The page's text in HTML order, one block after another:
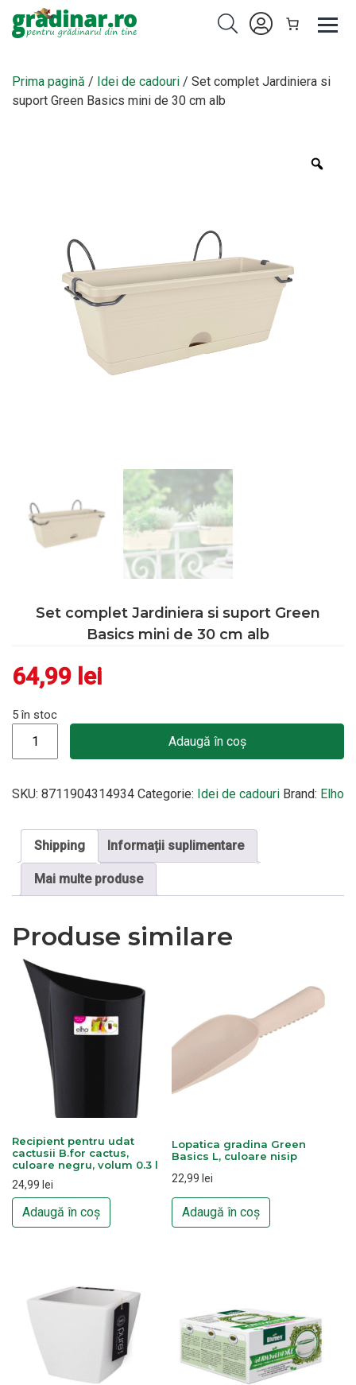
Prima pagină / Idei de cadouri / Set complet Jardiniera si
suport Green Basics mini de 30 cm alb
Set complet Jardiniera si suport Green
Basics mini de 30 cm alb
64,99 lei
5 în stoc
Adaugă în coș
SKU: 8711904314934 Categorie: Idei de cadouri Brand: Elho
Shipping Informații suplimentare
Mai multe produse
Produse similare
Recipient pentru udat
cactusii B.for cactus,
culoare negru, volum 0.3 l
24,99 lei
Adaugă în coș
Lopatica gradina Green
Basics L, culoare nisip
22,99 lei
Adaugă în coș